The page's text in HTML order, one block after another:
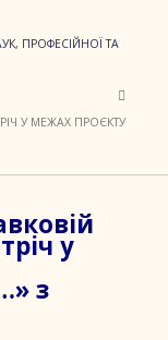
ПРОФЕСІЙНОЇ ТА
У МЕЖАХ ПРОЄКТУ
у
з